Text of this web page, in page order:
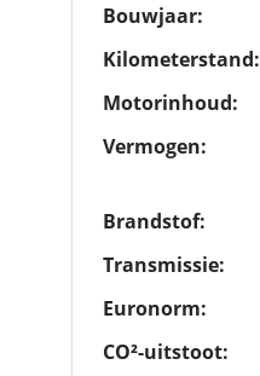
Bouwjaar:
Kilometerstand:
Motorinhoud:
Vermogen:
Brandstof:
Transmissie:
Euronorm:
CO²-uitstoot: